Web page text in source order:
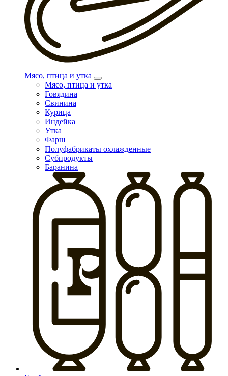
Мясо, птица и утка
Мясо, птица и утка
Говядина
Свинина
Курица
Индейка
Утка
Фарш
Полуфабрикаты охлажденные
Субпродукты
Баранина